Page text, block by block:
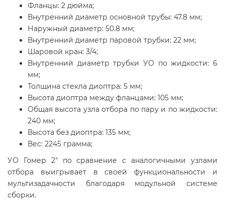
Фланцы: 2 дюйма;
Внутренний диаметр основной трубы: 47.8 мм;
Наружный диаметр: 50.8 мм;
Внутренний диаметр паровой трубки: 22 мм;
Шаровой кран: 3/4;
Внутренний диаметр трубки УО по жидкости: 6
мм;
Толщина стекла диоптра: 5 мм;
Высота диоптра между фланцами: 105 мм;
Общая высота узла отбора по пару и по жидкости:
240 мм;
Высота без диоптра: 135 мм;
Вес: 2245 грамма;
УО Гомер 2" по сравнение с аналогичными узлами
отбора выигрывает в своей функциональности и
мультизадачности благодаря модульной системе
сборки.